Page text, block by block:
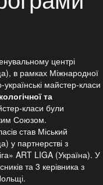
центрі
в рамках Міжнародної
майстер-класи
та
класи були
Союзом.
став Міський
у партнерстві з
ART LIGA (Україна). У
та 3 керівника з